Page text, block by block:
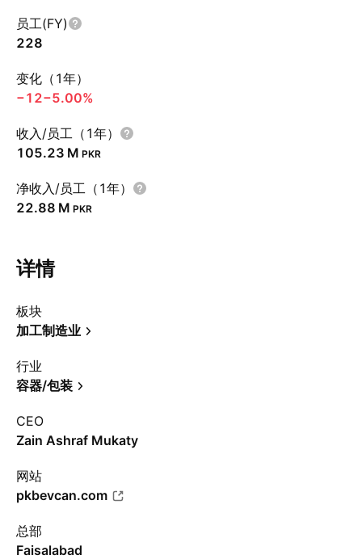
员工(FY)
228
变化（1年）
−12−5.00%
收入/员工（1年）
‪105.23 M‬ PKR
净收入/员工（1年）
‪22.88 M‬ PKR
详情
板块
加工制造业
行业
容器/包装
CEO
Zain Ashraf Mukaty
网站
pkbevcan.com
总部
Faisalabad